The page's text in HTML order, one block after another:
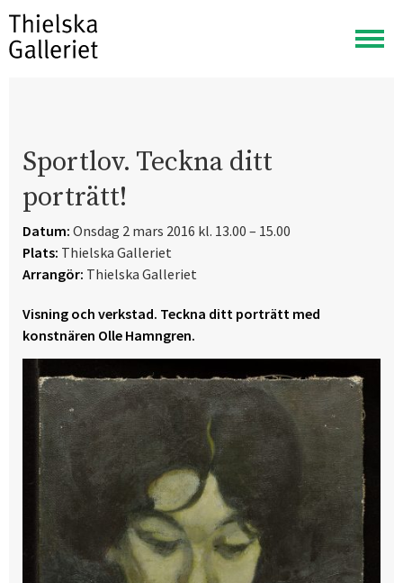
Visa
meny
Sportlov. Teckna ditt
porträtt!
Datum: Onsdag 2 mars 2016 kl. 13.00 – 15.00
Plats: Thielska Galleriet
Arrangör: Thielska Galleriet
Visning och verkstad. Teckna ditt porträtt med
konstnären Olle Hamngren.